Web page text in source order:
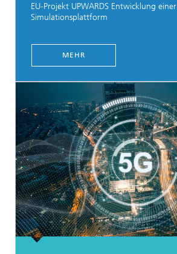
EU-Projekt UPWARDS Entwicklung einer
Simulationsplattform
MEHR